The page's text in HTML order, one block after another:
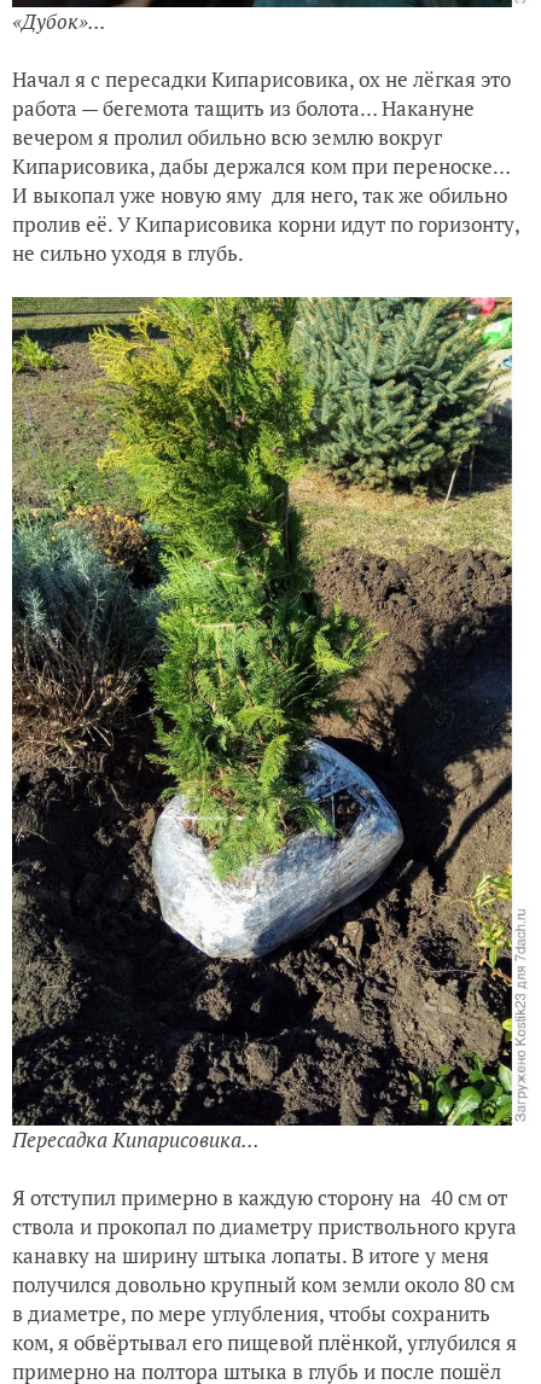
«Ипомея» последние цветение...
«Дубок»...
Начал я с пересадки Кипарисовика, ох не лёгкая это
работа — бегемота тащить из болота… Накануне
вечером я пролил обильно всю землю вокруг
Кипарисовика, дабы держался ком при переноске…
И выкопал уже новую яму для него, так же обильно
пролив её. У Кипарисовика корни идут по горизонту,
не сильно уходя в глубь.